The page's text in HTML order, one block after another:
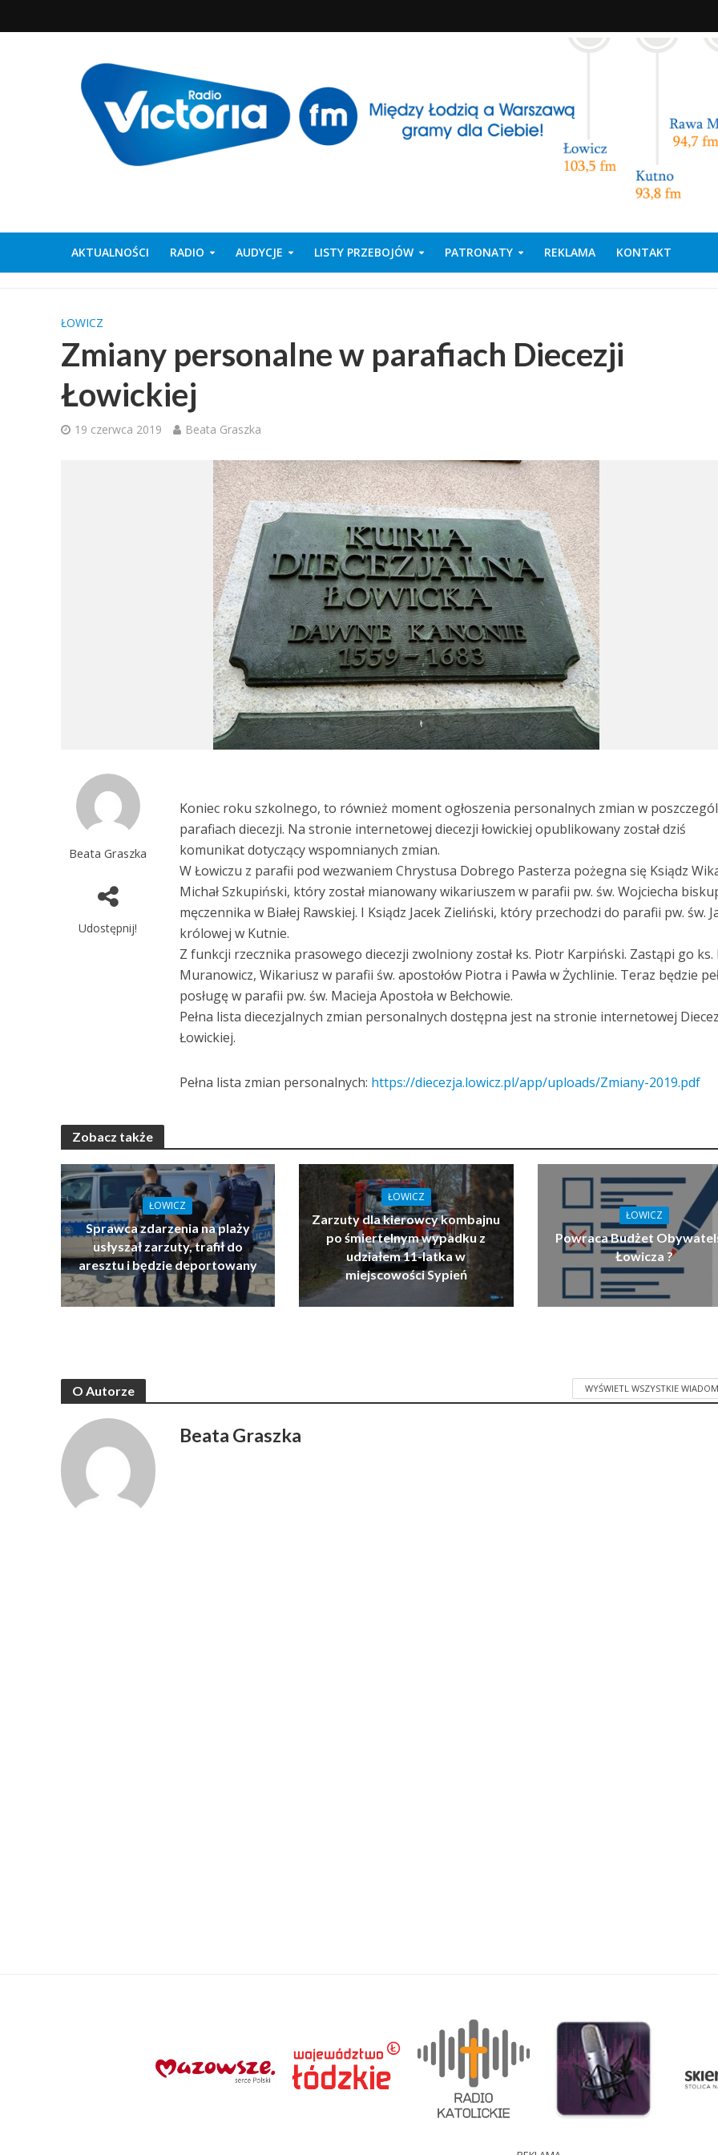
AKTUALNOŚCI RADIO AUDYCJE LISTY PRZEBOJÓW PATRONATY REKLAMA KONTAKT
ŁOWICZ
Zmiany personalne w parafiach Diecezji
Łowickiej
19 czerwca 2019 Beata Graszka
Beata Graszka
Udostępnij!
Koniec roku szkolnego, to również moment ogłoszenia personalnych zmian w
parafiach diecezji. Na stronie internetowej diecezji łowickiej opublikowany został dziś
komunikat dotyczący wspomnianych zmian.
W Łowiczu z parafii pod wezwaniem Chrystusa Dobrego Pasterza pożegna się Ksiądz
Michał Szkupiński, który został mianowany wikariuszem w parafii pw. św. Wojciecha
męczennika w Białej Rawskiej. I Ksiądz Jacek Zieliński, który przechodzi do parafii pw. św.
królowej w Kutnie.
Z funkcji rzecznika prasowego diecezji zwolniony został ks. Piotr Karpiński. Zastąpi go ks.
Muranowicz, Wikariusz w parafii św. apostołów Piotra i Pawła w Żychlinie. Teraz będzie
posługę w parafii pw. św. Macieja Apostoła w Bełchowie.
Pełna lista diecezjalnych zmian personalnych dostępna jest na stronie internetowej
Łowickiej.
Pełna lista zmian personalnych: https://diecezja.lowicz.pl/app/uploads/Zmiany-2019.pdf
Zobacz także
ŁOWICZ
Sprawca zdarzenia na plaży
usłyszał zarzuty, trafił do
aresztu i będzie deportowany
ŁOWICZ
Zarzuty dla kierowcy kombajnu
po śmiertelnym wypadku z
udziałem 11-latka w
miejscowości Sypień
ŁOWICZ
Powraca Budżet
Łowicza ?
O Autorze WYŚWIETL WSZYSTKIE
Beata Graszka